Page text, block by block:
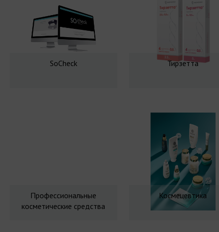
SoCheck Тирзетта
Профессиональные
косметические средства
Космецевтика